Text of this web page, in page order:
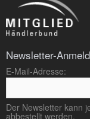
Newsletter-
E-Mail-Adresse:
Der Newsletter kann
abbestellt werden.